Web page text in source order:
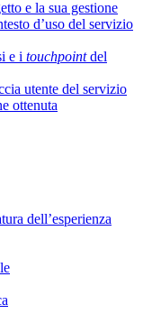
e la sua gestione
d’uso del servizio
e i touchpointdel
utente del servizio
ottenuta
dell’esperienza